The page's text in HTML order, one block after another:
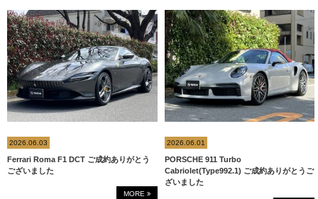
2026.06.03
Ferrari Roma F1 DCT ご成約ありがとう
ございました
MORE
2026.06.01
PORSCHE 911 Turbo
Cabriolet(Type992.1) ご成約ありがとうご
ざいました